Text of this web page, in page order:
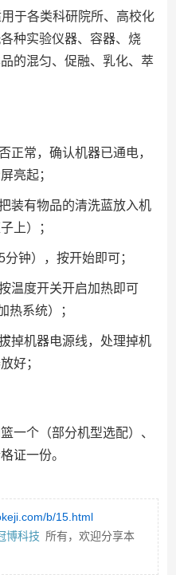
于各类科研院所、高校化
种实验仪器、容器、烧
的混匀、促融、乳化、萃
正常，确认机器已通电，
亮起；
装有物品的清洗蓝放入机
上）；
钟），按开始即可；
温度开关开启加热即可
热系统）；
掉机器电源线，处理掉机
好；
一个（部分机型选配）、
证一份。
b/15.html
博科技 所有，欢迎分享本